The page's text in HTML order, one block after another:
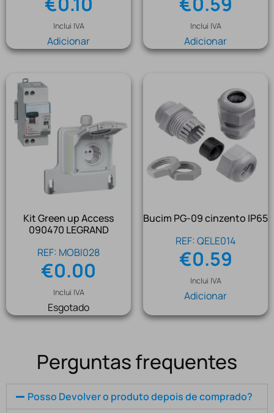
Inclui IVA
Adicionar
Inclui IVA
Adicionar
Kit Green up Access
090470 LEGRAND
REF: MOBI028
€0.00
Inclui IVA
Esgotado
Bucim PG-09 cinzento IP65
REF: QELE014
€0.59
Inclui IVA
Adicionar
Perguntas frequentes
Posso Devolver o produto depois de comprado?